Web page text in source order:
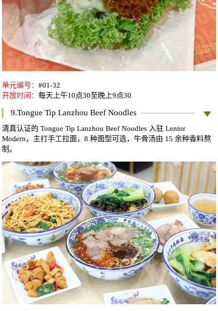
单元编号：#01-32
开放时间：每天 上午10点30至晚上9点30
9.Tongue Tip Lanzhou Beef Noodles
清真认证的 Tongue Tip Lanzhou Beef Noodles 入驻 Lentor
Modern，主打手工拉面，8 种面型可选，牛骨汤由 15 余种香料熬
制。